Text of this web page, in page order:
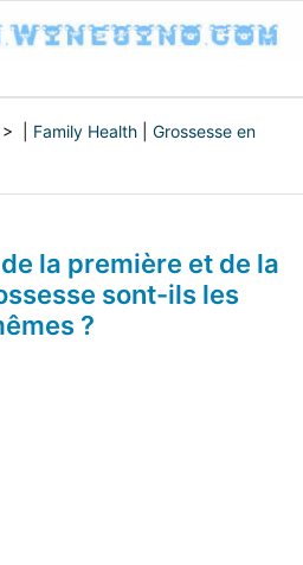
> | Family Health
Grossesse en
la première et de la
sont-ils les
?